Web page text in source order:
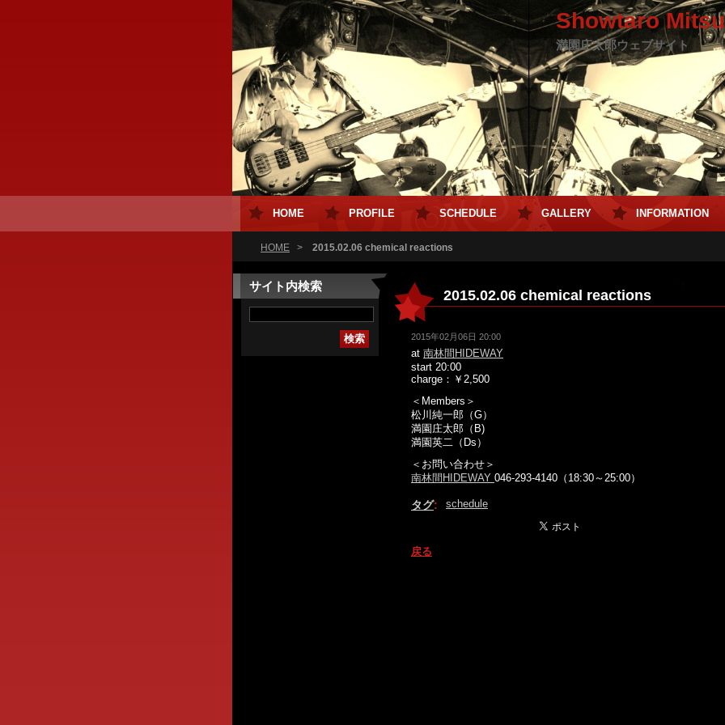
Showtaro
official web
満園庄太郎ウェブサイト
HOME > 2015.02.06 chemical reactions
サイト内検索
2015.02.06 chemical reactions
2015年02月06日 20:00
at 南林間HIDEWAY
start 20:00
charge：￥2,500
＜Members＞
松川純一郎（G）
満園庄太郎（B)
満園英二（Ds）
＜お問い合わせ＞
南林間HIDEWAY 046-293-4140（18:30～25:00）
タグ: schedule
戻る
HOME PROFILE SCHEDULE GALLERY INFORMATION